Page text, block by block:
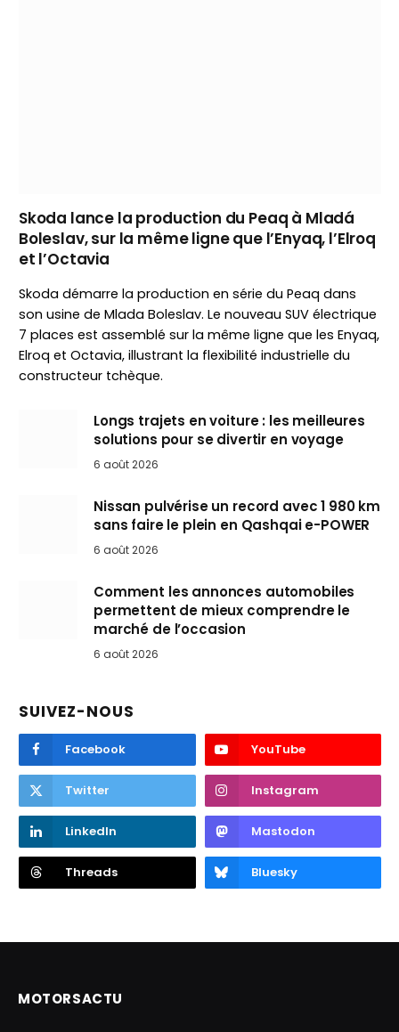
Skoda lance la production du Peaq à Mladá
Boleslav, sur la même ligne que l’Enyaq, l’Elroq
et l’Octavia
Skoda démarre la production en série du Peaq dans
son usine de Mlada Boleslav. Le nouveau SUV électrique
7 places est assemblé sur la même ligne que les Enyaq,
Elroq et Octavia, illustrant la flexibilité industrielle du
constructeur tchèque.
Longs trajets en voiture : les meilleures
solutions pour se divertir en voyage
6 août 2026
Nissan pulvérise un record avec 1 980 km
sans faire le plein en Qashqai e-POWER
6 août 2026
Comment les annonces automobiles
permettent de mieux comprendre le
marché de l’occasion
6 août 2026
SUIVEZ-NOUS
Facebook YouTube
Twitter Instagram
LinkedIn Mastodon
Threads Bluesky
MOTORSACTU